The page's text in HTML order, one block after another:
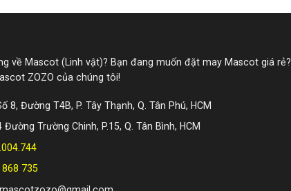
về Mascot (Linh vật)? Bạn đang muốn đặt may Mascot giá rẻ?
ZOZO của chúng tôi!
8, Đường T4B, P. Tây Thạnh, Q. Tân Phú, HCM
Đường Trường Chinh, P.15, Q. Tân Bình, HCM
735